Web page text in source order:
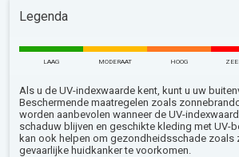
Legenda
LAAG MODERAAT HOOG
Als u de UV-indexwaarde kent, kunt u uw
Beschermende maatregelen zoals
worden aanbevolen wanneer de UV-
schaduw blijven en geschikte kleding met UV-
kan ook helpen om gezondheidsschade
gevaarlijke huidkanker te voorkomen.